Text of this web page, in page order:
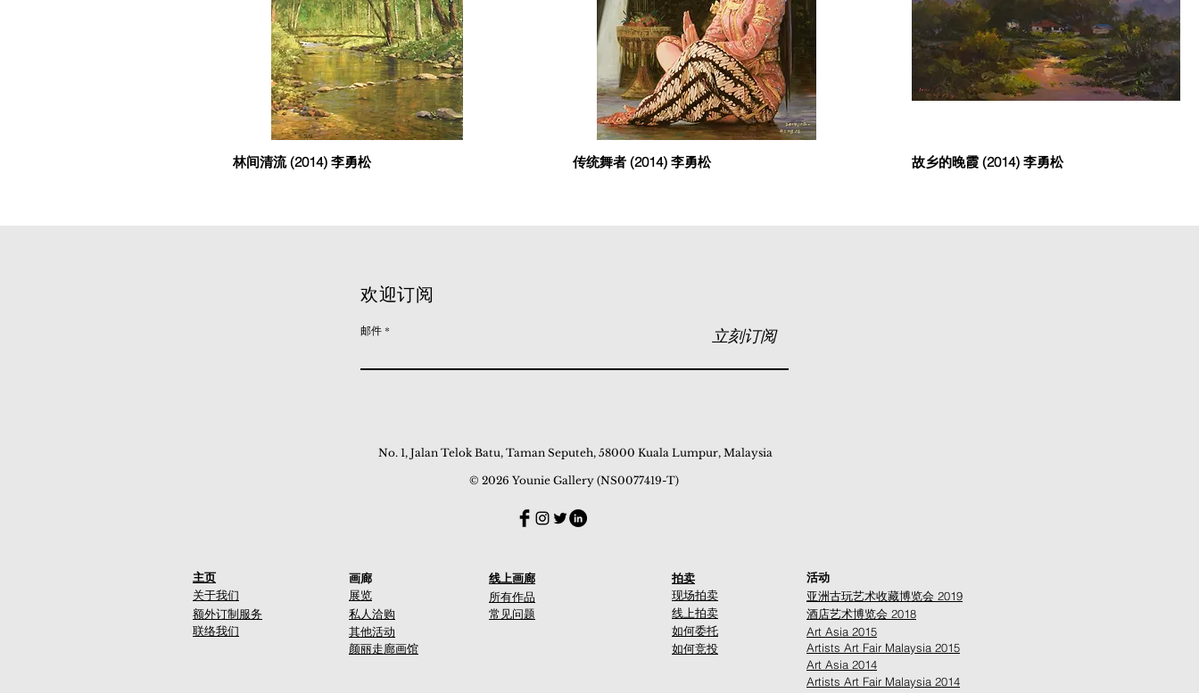
林间清流 (2014) 李勇松 传统舞者 (2014) 李勇松 故乡的晚霞 (2014) 李勇松
欢迎订阅
邮件 立刻订阅
No. 1, Jalan Telok Batu, Taman Seputeh, 58000 Kuala Lumpur, Malaysia
© 2026 Younie Gallery (NS0077419-T)
主页
关于我们
额外订制服务
联络我们
画廊
展览
私人洽购
其他活动
颜丽走廊画馆
线上画廊
所有作品
常见问题
拍卖
现场拍卖
线上拍卖
如何委托
如何竞投
活动
亚洲古玩艺术收藏博览会 2019
酒店艺术博览会 2018
Art Asia 2015
Artists Art Fair Malaysia 2015
Art Asia 2014
Artists Art Fair Malaysia 2014